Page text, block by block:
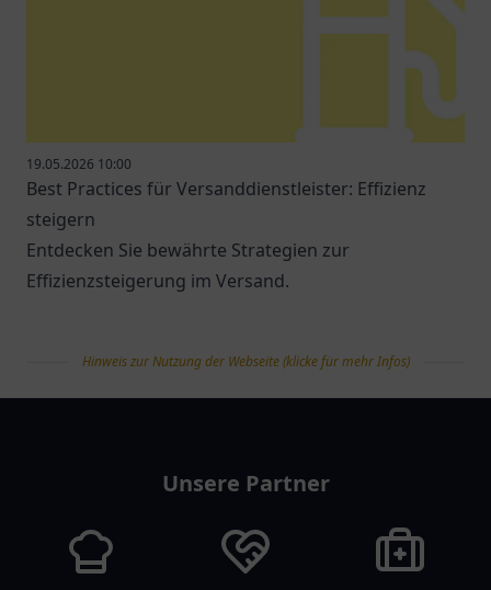
19.05.2026 10:00
Best Practices für Versanddienstleister: Effizienz
steigern
Entdecken Sie bewährte Strategien zur
Effizienzsteigerung im Versand.
Hinweis zur Nutzung der Webseite (klicke für mehr Infos)
Unsere Partner